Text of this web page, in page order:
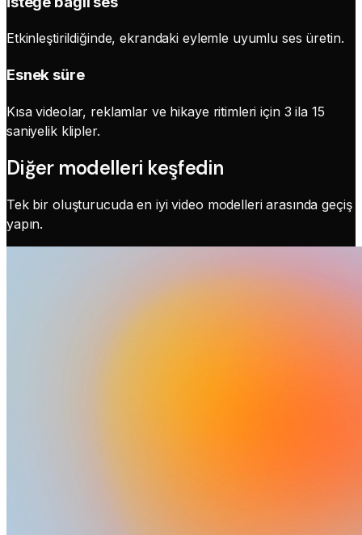
Etkinleştirildiğinde, ekrandaki eylemle uyumlu ses üretin.
Esnek süre
Kısa videolar, reklamlar ve hikaye ritimleri için 3 ila 15
saniyelik klipler.
Diğer modelleri keşfedin
Tek bir oluşturucuda en iyi video modelleri arasında geçiş
yapın.